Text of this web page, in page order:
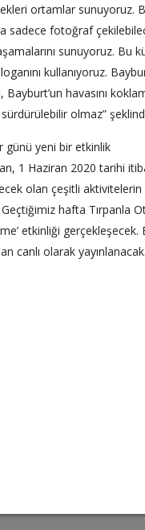
ortamlar sunuyoruz.
sadece fotoğraf
sunuyoruz. Bu
kullanıyoruz.
Bayburt’un havasını
olmaz”
günü yeni bir etkinlik
1 Haziran 2020 tarihi
olan çeşitli aktivitelerin
hafta Tırpanla
etkinliği
canlı olarak yayınlanacak.